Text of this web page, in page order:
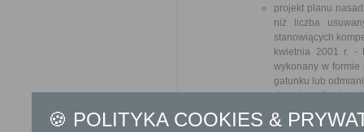
projekt planu
niż liczba
stanowiących
kwietnia 2001 r. -
wykonany w formie
gatunku lub
decyzję o
przedsięwzięcia w
którego wymagane
🍪 POLITYKA COOKIES &